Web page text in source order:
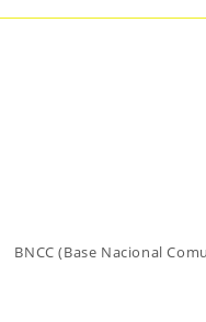
BNCC (Base Nacional